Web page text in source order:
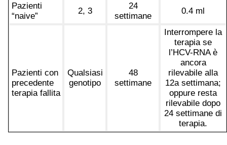
Pazienti
“naive”
2, 3
24
settimane
0.4 ml
Pazienti con
precedente
terapia fallita
Qualsiasi
genotipo
48
settimane
Interrompere la
terapia se
l’HCV-RNA è
ancora
rilevabile alla
12a settimana;
oppure resta
rilevabile dopo
24 settimane di
terapia.